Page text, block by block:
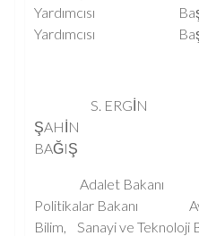
Yardımcısı
Yardımcısı
S.
ŞAHİN
BAĞIŞ N.
Adalet Bakanı
Politikalar Bakanı
Bilim, Sanayi ve Teknoloji